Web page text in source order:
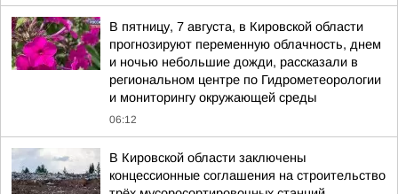
В пятницу, 7 августа, в Кировской области
прогнозируют переменную облачность, днем
и ночью небольшие дожди, рассказали в
региональном центре по Гидрометеорологии
и мониторингу окружающей среды
06:12
В Кировской области заключены
концессионные соглашения на строительство